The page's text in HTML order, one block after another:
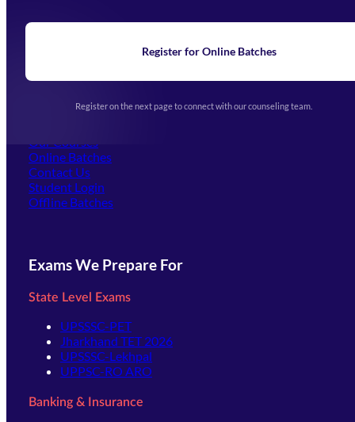
Register for Online Batches
Register on the next page to connect with our counseling team.
Blogs
Upcoming Exams
(opens in new tab)
Our Courses
Online Batches
Contact Us
Student Login
Offline Batches
Exams We Prepare For
State Level Exams
UPSSSC-PET
Jharkhand TET 2026
UPSSSC-Lekhpal
UPPSC-RO ARO
Banking & Insurance